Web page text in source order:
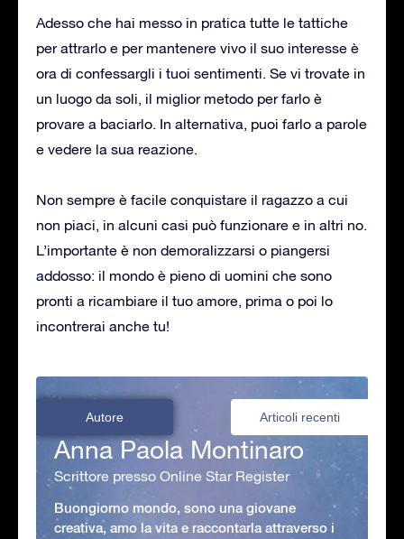
Adesso che hai messo in pratica tutte le tattiche
per attrarlo e per mantenere vivo il suo interesse è
ora di confessargli i tuoi sentimenti. Se vi trovate in
un luogo da soli, il miglior metodo per farlo è
provare a baciarlo. In alternativa, puoi farlo a parole
e vedere la sua reazione.
Non sempre è facile conquistare il ragazzo a cui
non piaci, in alcuni casi può funzionare e in altri no.
L’importante è non demoralizzarsi o piangersi
addosso: il mondo è pieno di uomini che sono
pronti a ricambiare il tuo amore, prima o poi lo
incontrerai anche tu!
Autore Articoli recenti
Anna Paola Montinaro
Scrittore presso Online Star Register
Buongiorno mondo, sono una giovane
creativa, amo la vita e raccontarla attraverso i